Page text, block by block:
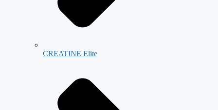
CREATINE Elite